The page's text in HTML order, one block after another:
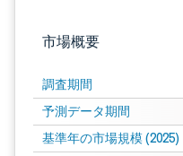
市場概要
調査期間
予測データ期間
基準年の市場規模 (2025)